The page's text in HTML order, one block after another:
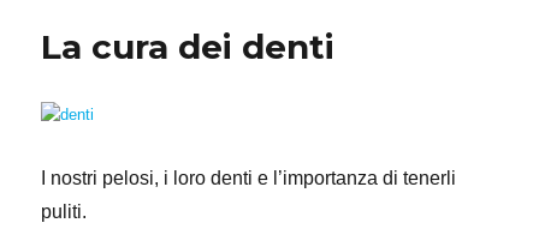
La cura dei denti
I nostri pelosi, i loro denti e l’importanza di tenerli
puliti.